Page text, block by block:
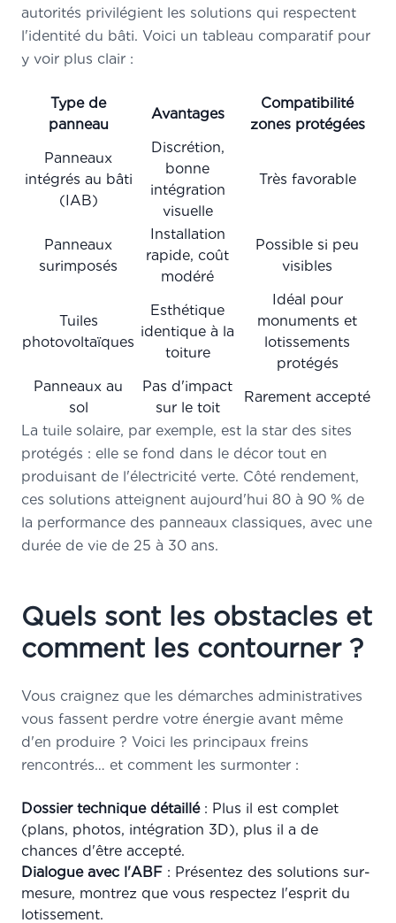
autorités privilégient les solutions qui respectent
l'identité du bâti. Voici un tableau comparatif pour
y voir plus clair :
Type de
panneau
Avantages
Compatibilité
zones protégées
Panneaux
intégrés au bâti
(IAB)
Discrétion,
bonne
intégration
visuelle
Très favorable
Panneaux
surimposés
Installation
rapide, coût
modéré
Possible si peu
visibles
Tuiles
photovoltaïques
Esthétique
identique à la
toiture
Idéal pour
monuments et
lotissements
protégés
Panneaux au
sol
Pas d'impact
sur le toit
Rarement accepté
La tuile solaire, par exemple, est la star des sites
protégés : elle se fond dans le décor tout en
produisant de l'électricité verte. Côté rendement,
ces solutions atteignent aujourd'hui 80 à 90 % de
la performance des panneaux classiques, avec une
durée de vie de 25 à 30 ans.
Quels sont les obstacles et
comment les contourner ?
Vous craignez que les démarches administratives
vous fassent perdre votre énergie avant même
d'en produire ? Voici les principaux freins
rencontrés… et comment les surmonter :
Dossier technique détaillé: Plus il est complet
(plans, photos, intégration 3D), plus il a de
chances d'être accepté.
Dialogue avec l'ABF : Présentez des solutions sur-
mesure, montrez que vous respectez l'esprit du
lotissement.